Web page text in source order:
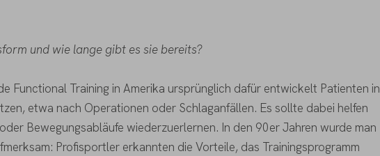
und wie lange gibt es sie bereits?
Functional Training in Amerika ursprünglich dafür entwickelt Patienten in
etwa nach Operationen oder Schlaganfällen. Es sollte dabei helfen
Bewegungsabläufe wiederzuerlernen. In den 90er Jahren wurde man
Profisportler erkannten die Vorteile, das Trainingsprogramm